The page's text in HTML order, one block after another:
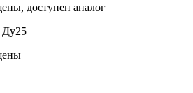
доступен аналог